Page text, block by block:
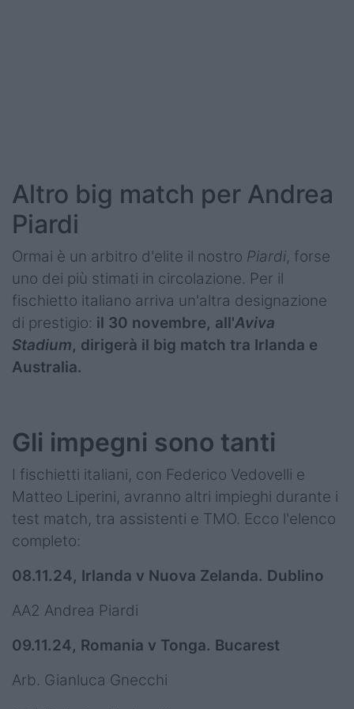
Altro big match per Andrea
Piardi
Ormai è un arbitro d'elite il nostro Piardi, forse
uno dei più stimati in circolazione. Per il
fischietto italiano arriva un'altra designazione
di prestigio: il 30 novembre, all'Aviva
Stadium, dirigerà il big match tra Irlanda e
Australia.
Gli impegni sono tanti
I fischietti italiani, con Federico Vedovelli e
Matteo Liperini, avranno altri impieghi durante i
test match, tra assistenti e TMO. Ecco l'elenco
completo:
08.11.24, Irlanda v Nuova Zelanda. Dublino
AA2 Andrea Piardi
09.11.24, Romania v Tonga. Bucarest
Arb. Gianluca Gnecchi